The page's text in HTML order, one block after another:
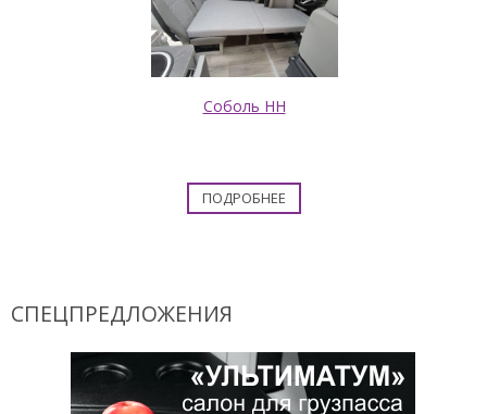
Соболь НН
ПОДРОБНЕЕ
СПЕЦПРЕДЛОЖЕНИЯ